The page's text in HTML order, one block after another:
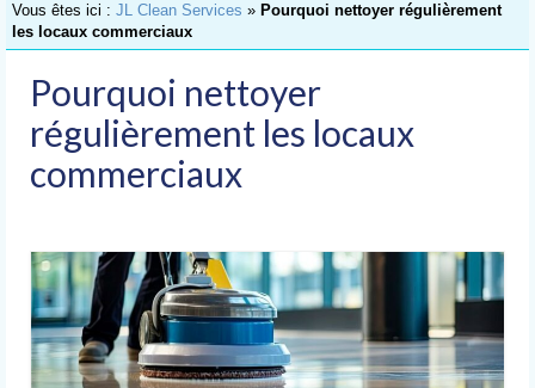
Accueil
de Bureaux
Nettoyage
d’Immeubles
Lavage
de Vitres
Nettoyages
spéciaux
Vous êtes ici : JL Clean Services » Pourquoi nettoyer régulièrement
les locaux commerciaux
Pourquoi nettoyer
régulièrement les locaux
commerciaux